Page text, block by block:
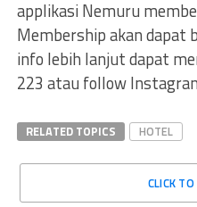
applikasi Nemuru
Membership akan dapat
info lebih lanjut dapat
223 atau follow
RELATED TOPICS HOTEL
CLICK